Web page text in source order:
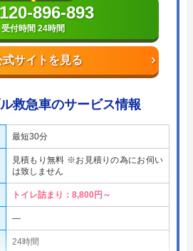
式サイトを見る
896-893
受付時間 24時間
救急車のサービス情報
最短30分
見積もり無料 ※お見積りの為にお伺い
は致しません
トイレ詰まり：8,800円～
―
24時間